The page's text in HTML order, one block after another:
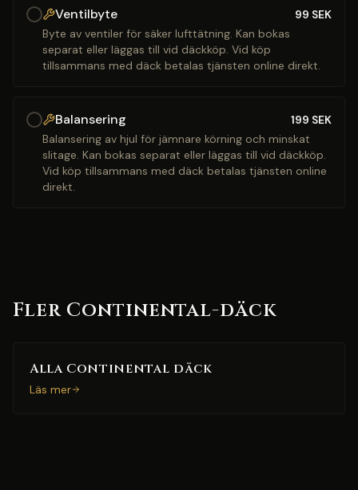
Ventilbyte 99 SEK
Byte av ventiler för säker lufttätning. Kan bokas
separat eller läggas till vid däckköp. Vid köp
tillsammans med däck betalas tjänsten online direkt.
Balansering 199 SEK
Balansering av hjul för jämnare körning och minskat
slitage. Kan bokas separat eller läggas till vid däckköp.
Vid köp tillsammans med däck betalas tjänsten online
direkt.
Fler Continental-däck
Alla Continental däck
Läs mer